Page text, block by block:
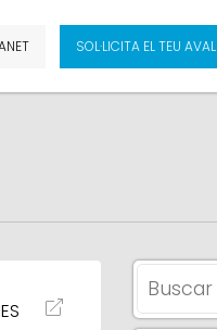
SOL·LICITA EL TEU AVAL